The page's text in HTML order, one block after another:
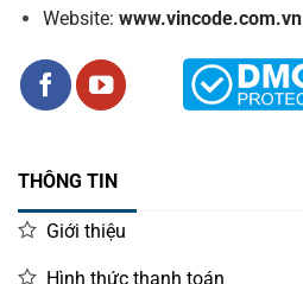
Website: www.vincode.com.vn
THÔNG TIN
Giới thiệu
Hình thức thanh toán